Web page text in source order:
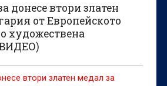
донесе втори златен
от Европейското
художествена
втори златен медал за